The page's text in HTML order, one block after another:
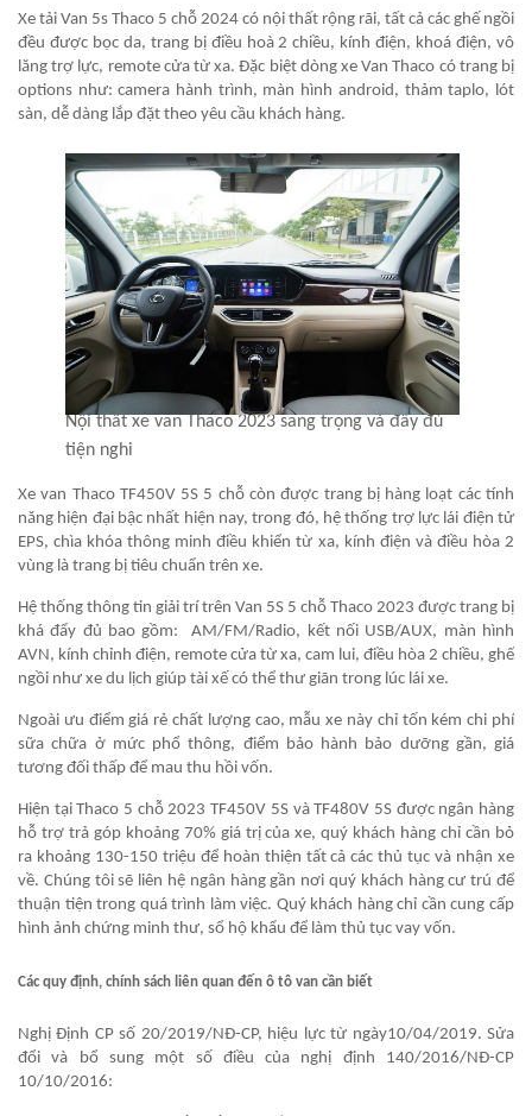
Xe tải Van 5s Thaco 5 chỗ 2024 có nội thất rộng rãi, tất cả các ghế ngồi
đều được bọc da, trang bị điều hoà 2 chiều, kính điện, khoá điện, vô
lăng trợ lực, remote cửa từ xa. Đặc biệt dòng xe Van Thaco có trang bị
options như: camera hành trình, màn hình android, thảm taplo, lót
sàn, dễ dàng lắp đặt theo yêu cầu khách hàng.
Nội thất xe van Thaco 2023 sang trọng và đầy đủ
tiện nghi
Xe van Thaco TF450V 5S 5 chỗ còn được trang bị hàng loạt các tính
năng hiện đại bậc nhất hiện nay, trong đó, hệ thống trợ lực lái điện tử
EPS, chìa khóa thông minh điều khiển từ xa, kính điện và điều hòa 2
vùng là trang bị tiêu chuẩn trên xe.
Hệ thống thông tin giải trí trên Van 5S 5 chỗ Thaco 2023 được trang bị
khá đẩy đủ bao gồm: AM/FM/Radio, kết nối USB/AUX, màn hình
AVN, kính chỉnh điện, remote cửa từ xa, cam lui, điều hòa 2 chiều, ghế
ngồi như xe du lịch giúp tài xế có thể thư giãn trong lúc lái xe.
Ngoài ưu điểm giá rẻ chất lượng cao, mẫu xe này chỉ tốn kém chi phí
sữa chữa ở mức phổ thông, điểm bảo hành bảo dưỡng gần, giá
tương đối thấp để mau thu hồi vốn.
Hiện tại Thaco 5 chỗ 2023 TF450V 5S và TF480V 5S được ngân hàng
hỗ trợ trả góp khoảng 70% giá trị của xe, quý khách hàng chỉ cần bỏ
ra khoảng 130-150 triệu để hoàn thiện tất cả các thủ tục và nhận xe
về. Chúng tôi sẽ liên hệ ngân hàng gần nơi quý khách hàng cư trú để
thuận tiện trong quá trình làm việc. Quý khách hàng chỉ cần cung cấp
hình ảnh chứng minh thư, sổ hộ khẩu để làm thủ tục vay vốn.
Các quy định, chính sách liên quan đến ô tô van cần biết
Nghị Định CP số 20/2019/NĐ-CP, hiệu lực từ ngày10/04/2019. Sửa
đổi và bổ sung một số điều của nghị định 140/2016/NĐ-CP
10/10/2016: